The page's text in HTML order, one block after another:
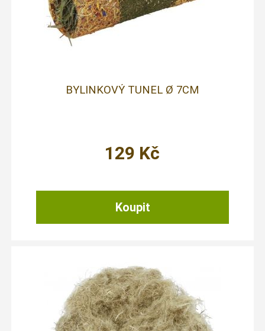
BYLINKOVÝ TUNEL Ø 7CM
129 Kč